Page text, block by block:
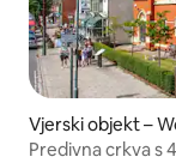
Vjerski objekt –
Predivna crkva s